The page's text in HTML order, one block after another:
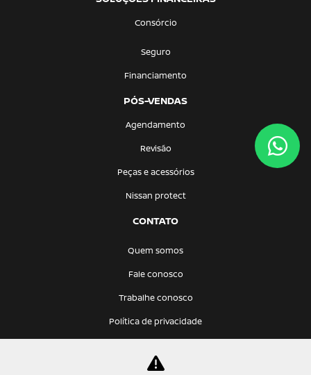
Consórcio
Seguro
Financiamento
PÓS-VENDAS
Agendamento
Revisão
Peças e acessórios
Nissan protect
CONTATO
Quem somos
Fale conosco
Trabalhe conosco
Política de privacidade
KATANA VEICULOS LTDA